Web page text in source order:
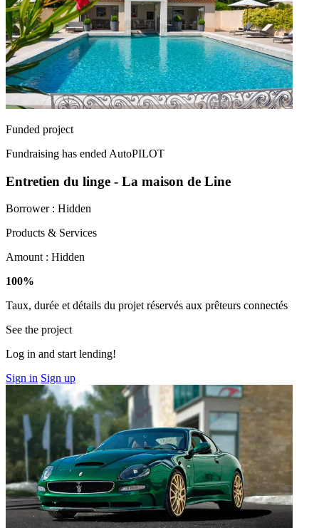
Funded project
Fundraising has ended AutoPILOT
Entretien du linge - La maison de Line
Borrower : Hidden
Products & Services
Amount : Hidden
100%
Taux, durée et détails du projet réservés aux prêteurs connectés
See the project
Log in and start lending!
Sign in Sign up